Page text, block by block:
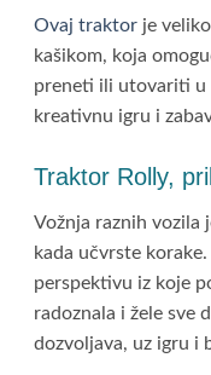
Ovaj traktor je
kašikom, koja
preneti ili utovariti u
kreativnu igru i
Traktor Rolly,
Vožnja raznih vozila
kada učvrste
perspektivu iz koje
radoznala i žele sve
dozvoljava, uz igru i